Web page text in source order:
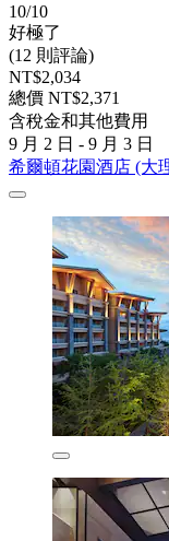
10/10
好極了
(12 則評論)
NT$2,034
總價 NT$2,371
含稅金和其他費用
9 月 2 日 - 9 月 3 日
希爾頓花園酒店 (大